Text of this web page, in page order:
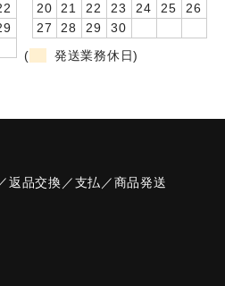
ロック(集合)
ロック(校歌)
20
21 22 23 24 25
26
27
28 29
30
(
発送業務休日)
返品交換／支払／商品発送